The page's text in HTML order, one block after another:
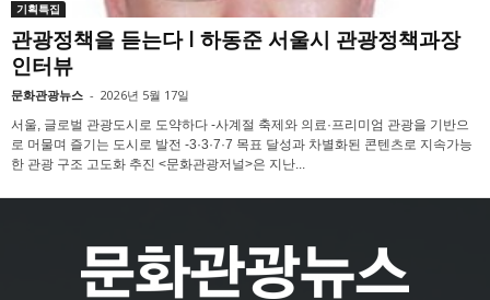
기획특집
관광정책을 듣는다 l 하동준 서울시 관광정책과장
인터뷰
문화관광뉴스 - 2026년 5월 17일
서울, 글로벌 관광도시로 도약하다 -사계절 축제와 의료·프리미엄 관광을 기반으
로 머물며 즐기는 도시로 발전 -3·3·7·7 목표 달성과 차별화된 콘텐츠로 지속가능
한 관광 구조 고도화 추진 <문화관광저널>은 지난...